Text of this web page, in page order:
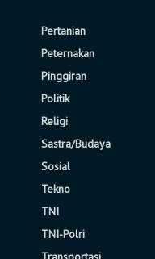
Pertanian
Peternakan
Pinggiran
Politik
Religi
Sastra/Budaya
Sosial
Tekno
TNI
TNI-Polri